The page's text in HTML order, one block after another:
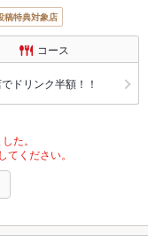
稿特典対象店
コース
ドリンク半額！！
た。
ください。